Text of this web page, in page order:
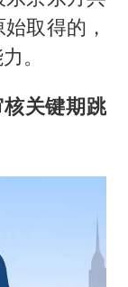
取得的，
。
关键期跳